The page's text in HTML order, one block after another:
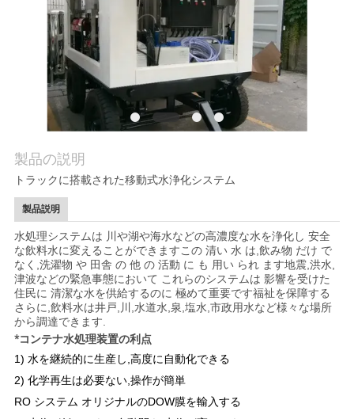
に
連
絡
し
な
さ
い
ニ
製品の説明
トラックに搭載された移動式水浄化システム
製品説明
水処理システムは 川や湖や海水などの高濃度な水を浄化し 安全
な飲料水に変えることができますこの 清い 水 は,飲み物 だけ で
なく,洗濯物 や 田舎 の 他 の 活動 に も 用い られ ます地震,洪水,
津波などの緊急事態において これらのシステムは 影響を受けた
住民に 清潔な水を供給するのに 極めて重要です福祉を保障する
さらに,飲料水は井戸,川,水道水,泉,塩水,市政用水など様々な場所
から調達できます.
*コンテナ水処理装置の利点
1) 水を継続的に生産し,高度に自動化できる
2) 化学再生は必要ない,操作が簡単
RO システム オリジナルのDOW膜を輸入する